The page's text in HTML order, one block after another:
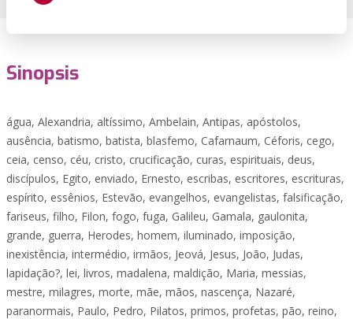
Sinopsis
água, Alexandria, altíssimo, Ambelain, Antipas, apóstolos,
ausência, batismo, batista, blasfemo, Cafarnaum, Céforis, cego,
ceia, censo, céu, cristo, crucificação, curas, espirituais, deus,
discípulos, Egito, enviado, Ernesto, escribas, escritores, escrituras,
espírito, essênios, Estevão, evangelhos, evangelistas, falsificação,
fariseus, filho, Filon, fogo, fuga, Galileu, Gamala, gaulonita,
grande, guerra, Herodes, homem, iluminado, imposição,
inexistência, intermédio, irmãos, Jeová, Jesus, João, Judas,
lapidação?, lei, livros, madalena, maldição, Maria, messias,
mestre, milagres, morte, mãe, mãos, nascença, Nazaré,
paranormais, Paulo, Pedro, Pilatos, primos, profetas, pão, reino,